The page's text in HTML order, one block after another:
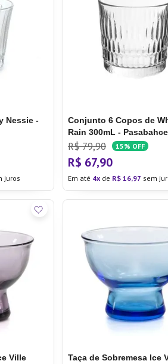
Nessie -
juros
Conjunto 6 Copos de
Rain 300mL - Pasabahce
R$ 79,90 15% OFF
R$ 67,90
Em até 4 de R$ 16,97 sem
Ville
Taça de Sobremesa Ice